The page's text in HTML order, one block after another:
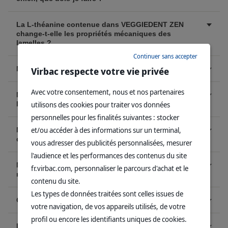
La L-théanine contenue dans VEGGIEDENT ZEN
change-t-elle les propriétés mécaniques des
lamelles ?
Mon chien a avalé du shampooing, est-ce grave ?
Mon chien a beaucoup de pellicules, puis-je utiliser
le shampooing plus que 2 à 3 fois par semaine ?
Mon chien vient de subir un détartrage. Peut-on lui
donner des lamelles dentaires VEGGIEDENT Fresh ?
Mon lapin a des crottes un peu molles et collantes
mais il est en pleine forme, que dois-je faire ?
Où puis-je trouver le sac Farmpack ?
Pendant combien de temps faut-il administrer
Virbac respecte votre vie privée
Avec votre consentement, nous et nos partenaires
utilisons des cookies pour traiter vos données
personnelles pour les finalités suivantes : stocker
et/ou accéder à des informations sur un terminal,
vous adresser des publicités personnalisées, mesurer
l'audience et les performances des contenus du site
fr.virbac.com, personnaliser le parcours d'achat et le
contenu du site.
Les types de données traitées sont celles issues de
votre navigation, de vos appareils utilisés, de votre
profil ou encore les identifiants uniques de cookies.
Continuer sans accepter